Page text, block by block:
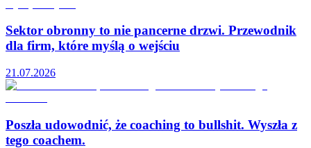
Sektor obronny to nie pancerne drzwi. Przewodnik
dla firm, które myślą o wejściu
21.07.2026
Poszła udowodnić, że coaching to bullshit. Wyszła z
tego coachem.